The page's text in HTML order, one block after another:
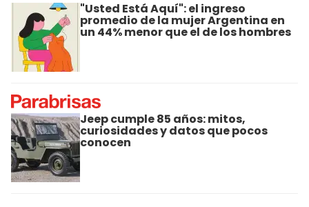
"Usted Está Aquí": el ingreso
promedio de la mujer Argentina en
un 44% menor que el de los hombres
Jeep cumple 85 años: mitos,
curiosidades y datos que pocos
conocen